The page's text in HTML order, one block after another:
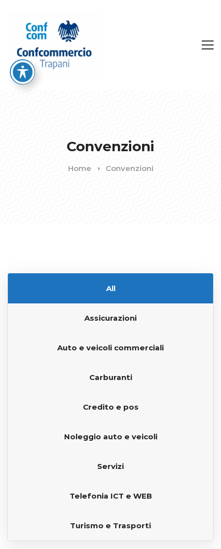
Convenzioni
Home Convenzioni
All
Assicurazioni
Auto e veicoli commerciali
Carburanti
Credito e pos
Noleggio auto e veicoli
Servizi
Telefonia ICT e WEB
Turismo e Trasporti